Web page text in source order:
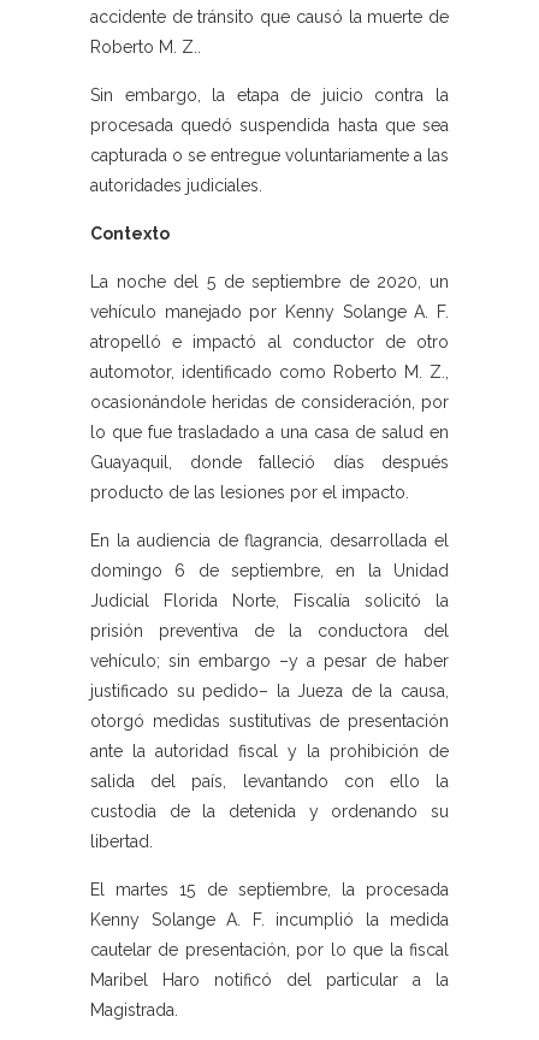
accidente de tránsito que causó la muerte de
Roberto M. Z..
Sin embargo, la etapa de juicio contra la
procesada quedó suspendida hasta que sea
capturada o se entregue voluntariamente a las
autoridades judiciales.
Contexto
La noche del 5 de septiembre de 2020, un
vehículo manejado por Kenny Solange A. F.
atropelló e impactó al conductor de otro
automotor, identificado como Roberto M. Z.,
ocasionándole heridas de consideración, por
lo que fue trasladado a una casa de salud en
Guayaquil, donde falleció días después
producto de las lesiones por el impacto.
En la audiencia de flagrancia, desarrollada el
domingo 6 de septiembre, en la Unidad
Judicial Florida Norte, Fiscalía solicitó la
prisión preventiva de la conductora del
vehículo; sin embargo –y a pesar de haber
justificado su pedido– la Jueza de la causa,
otorgó medidas sustitutivas de presentación
ante la autoridad fiscal y la prohibición de
salida del país, levantando con ello la
custodia de la detenida y ordenando su
libertad.
El martes 15 de septiembre, la procesada
Kenny Solange A. F. incumplió la medida
cautelar de presentación, por lo que la fiscal
Maribel Haro notificó del particular a la
Magistrada.